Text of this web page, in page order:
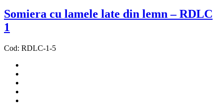
Somiera cu lamele late din lemn – RDLC
1
Cod: RDLC-1-5